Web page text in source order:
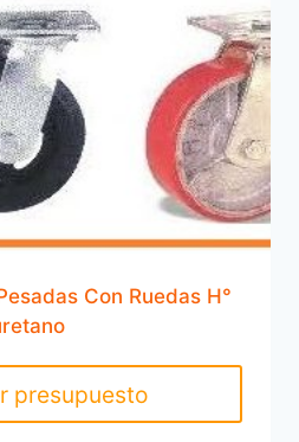
Con Ruedas H°
presupuesto